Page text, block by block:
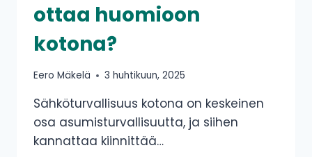
ottaa huomioon
kotona?
Eero Mäkelä 3 huhtikuun, 2025
Sähköturvallisuus kotona on keskeinen
osa asumisturvallisuutta, ja siihen
kannattaa kiinnittää…